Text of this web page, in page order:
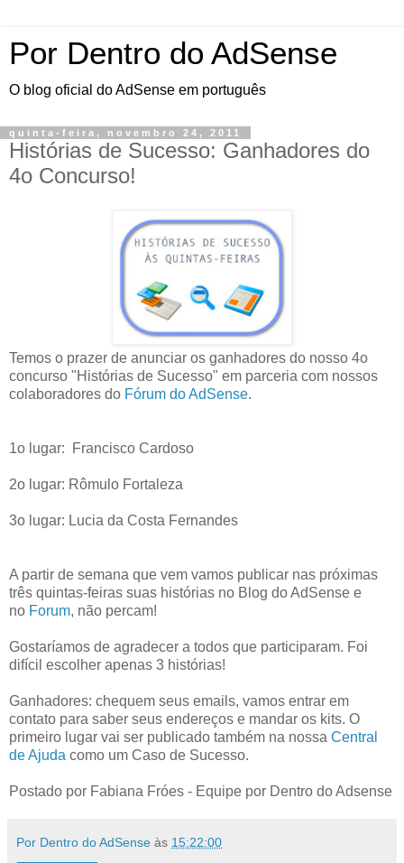
Por Dentro do AdSense
O blog oficial do AdSense em português
quinta-feira, novembro 24, 2011
Histórias de Sucesso: Ganhadores do
4o Concurso!
Temos o prazer de anunciar os ganhadores do nosso 4o
concurso "Histórias de Sucesso" em parceria com nossos
colaboradores do Fórum do AdSense.
1o lugar: Francisco Cardoso
2o lugar: Rômulo Fortaleza
3o lugar: Lucia da Costa Fernandes
A partir de semana que vem vamos publicar nas próximas
três quintas-feiras suas histórias no Blog do AdSense e
no Forum, não percam!
Gostaríamos de agradecer a todos que participaram. Foi
difícil escolher apenas 3 histórias!
Ganhadores: chequem seus emails, vamos entrar em
contato para saber seus endereços e mandar os kits. O
primeiro lugar vai ser publicado também na nossa Central
de Ajuda como um Caso de Sucesso.
Postado por Fabiana Fróes - Equipe por Dentro do Adsense
Por Dentro do AdSense às 15:22:00